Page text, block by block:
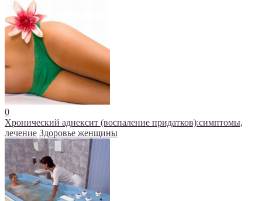
0
Хронический аднексит (воспаление придатков):симптомы,
лечение Здоровье женщины